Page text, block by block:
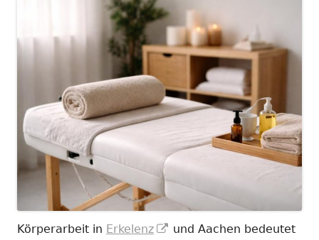
Körperarbeit in Erkelenz
In
und Aachen bedeutet